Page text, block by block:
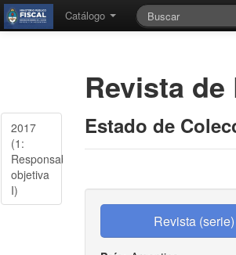
Catálogo
2017
(1:
Responsabilidad
objetiva
I)
Revista
Estado de